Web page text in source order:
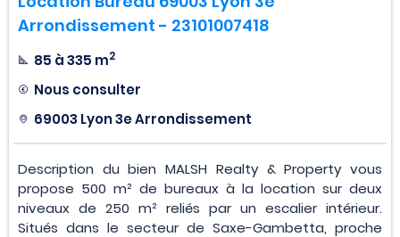
Arrondissement - 23101007418
85 à 335 m2
Nous consulter
69003 Lyon 3e Arrondissement
Description du bien MALSH Realty & Property vous
propose 500 m² de bureaux à la location sur deux
niveaux de 250 m² reliés par un escalier intérieur.
Situés dans le secteur de Saxe-Gambetta, proche